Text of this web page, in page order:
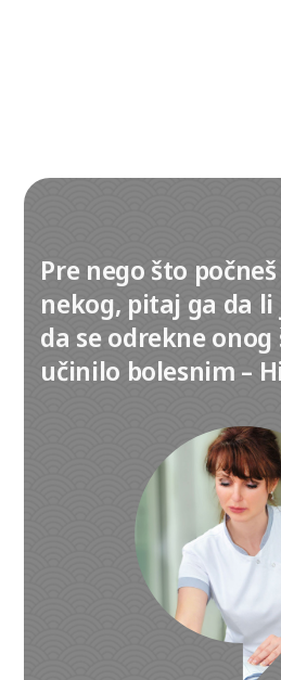
Pre nego što
nekog, pitaj ga da li
da se odrekne onog
učinilo bolesnim –